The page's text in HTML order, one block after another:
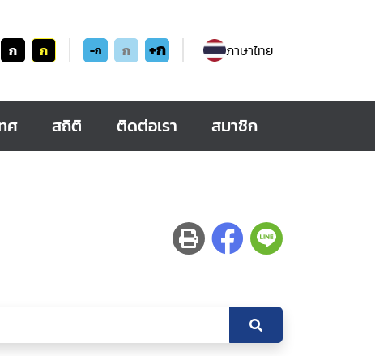
ก ก -ก ก +ก ภาษาไทย
ศ สถิติ ติดต่อเรา สมาชิก